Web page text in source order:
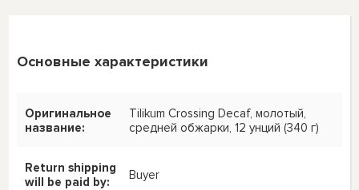
Основные характеристики
Оригинальное
название:
Tilikum Crossing Decaf, молотый,
средней обжарки, 12 унций (340 г)
Return shipping
will be paid by:
Buyer